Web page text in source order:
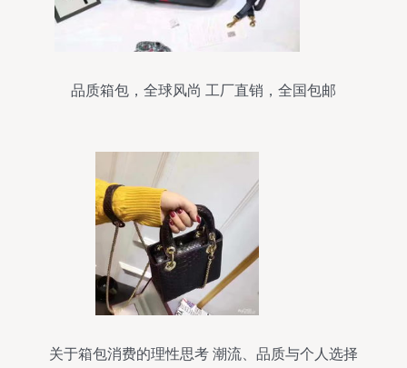
品质箱包，全球风尚 工厂直销，全国包邮
关于箱包消费的理性思考 潮流、品质与个人选择